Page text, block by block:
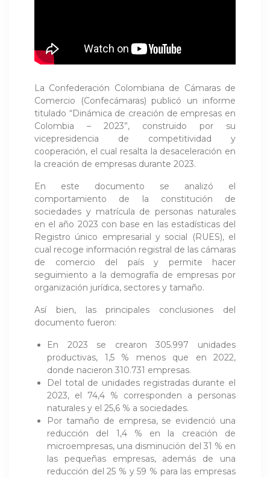
La Confederación Colombiana de Cámaras de
Comercio (Confecámaras) publicó un informe
titulado “Dinámica de creación de empresas en
Colombia – 2023”, construido por su
vicepresidencia de competitividad y
cooperación, el cual resalta la desaceleración en
la creación de empresas durante 2023.
En este documento se analizó el
comportamiento de la constitución de
sociedades y matrícula de personas naturales
en el año 2023 con base en las estadísticas del
Registro único empresarial y social (RUES), el
cual recoge información registral de las cámaras
de comercio del país y permite hacer
seguimiento a la demografía de empresas por
organización jurídica, sectores y tamaño.
Así bien, las principales conclusiones del
documento fueron:
En 2023 se crearon 305.997 unidades
productivas, 1,5 % menos que en 2022,
donde nacieron 310.731 empresas.
Del total de unidades registradas durante el
2023, el 74,4 % corresponden a personas
naturales y el 25,6 % a sociedades.
Por tamaño de empresa, se evidenció una
reducción del 1,4 % en la creación de
microempresas, una disminución del 31 % en
las pequeñas empresas, además de una
reducción del 25 % y 59 % para las empresas